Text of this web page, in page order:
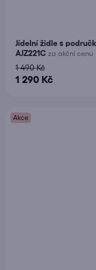
Jídelní židle s
AJZ221C za akční cenu
1 290 Kč
1 490 Kč
Akce